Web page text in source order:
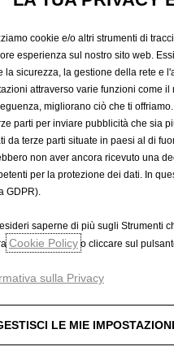
sviluppare
, ma anche tutti
sostenibile.
giovani di domani
dimostra la sua
alla mobilità e alla
presso tutte le
partendo da Opel :
saperne
cookie e/o altri strumenti di
esperienza sul nostro sito web.
la sicurezza, la gestione della rete e
attraverso varie funzioni come
migliorano ciò che ti
parti per inviare pubblicità che sia
da terze parti situate in paesi al di
non aver ancora ricevuto una
per la protezione dei dati. In
GDPR).
saperne di più sugli Strumenti
Cookie Policy o cliccare sul
sulla Privacy
GESTISCI LE MIE IMPOSTAZIONI